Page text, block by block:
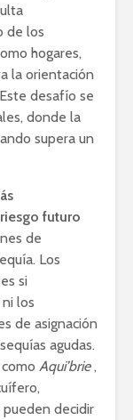
de los
hogares,
la orientación
desafío se
donde la
supera un
futuro
de
Los
si
los
de asignación
agudas.
Aqui’brie,
pueden decidir